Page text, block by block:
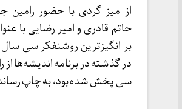
از میز گردی با حضور رامین
حاتم قادری و امیر رضایی با
بر انگیزترین روشنفکر سی
در گذشته در برنامه اندیشه‌ها از
سی پخش شده بود، به چاپ